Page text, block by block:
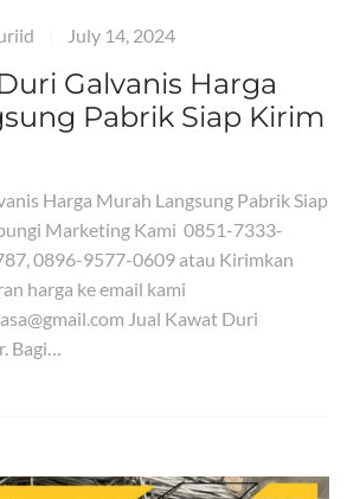
July 14, 2024
Galvanis Harga
Pabrik Siap Kirim
Harga Murah Langsung Pabrik Siap
Marketing Kami 0851-7333-
0896-9577-0609 atau Kirimkan
harga ke email kami
Jual Kawat Duri
Bagi…